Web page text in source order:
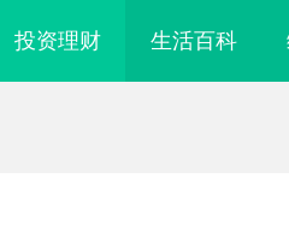
投资理财 生活百科